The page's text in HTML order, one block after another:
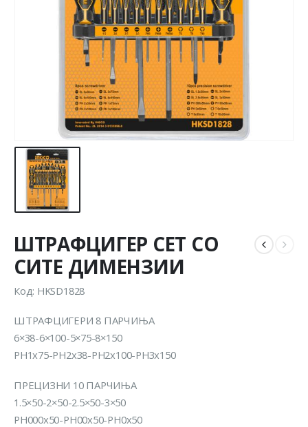
ШТРАФЦИГЕР СЕТ СО
СИТЕ ДИМЕНЗИИ
Код: HKSD1828
ШТРАФЦИГЕРИ 8 ПАРЧИЊА
6×38-6×100-5×75-8×150
PH1x75-PH2x38-PH2x100-PH3x150
ПРЕЦИЗНИ 10 ПАРЧИЊА
1.5×50-2×50-2.5×50-3×50
PH000x50-PH00x50-PH0x50